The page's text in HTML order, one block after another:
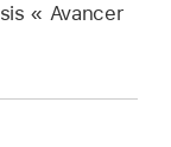
« Avancer